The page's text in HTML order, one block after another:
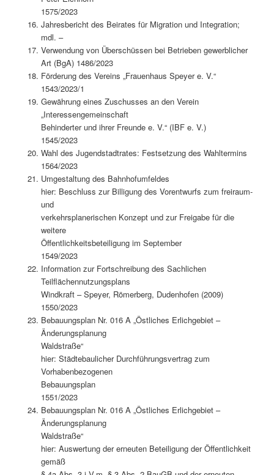
1575/2023
Jahresbericht des Beirates für Migration und Integration;
mdl. –
Verwendung von Überschüssen bei Betrieben gewerblicher
Art (BgA) 1486/2023
Förderung des Vereins „Frauenhaus Speyer e. V.“
1543/2023/1
Gewährung eines Zuschusses an den Verein
„Interessengemeinschaft
Behinderter und ihrer Freunde e. V.“ (IBF e. V.)
1545/2023
Wahl des Jugendstadtrates: Festsetzung des Wahltermins
1564/2023
Umgestaltung des Bahnhofumfeldes
hier: Beschluss zur Billigung des Vorentwurfs zum freiraum-
und
verkehrsplanerischen Konzept und zur Freigabe für die
weitere
Öffentlichkeitsbeteiligung im September
1549/2023
Information zur Fortschreibung des Sachlichen
Teilflächennutzungsplans
Windkraft – Speyer, Römerberg, Dudenhofen (2009)
1550/2023
Bebauungsplan Nr. 016 A „Östliches Erlichgebiet –
Änderungsplanung
Waldstraße“
hier: Städtebaulicher Durchführungsvertrag zum
Vorhabenbezogenen
Bebauungsplan
1551/2023
Bebauungsplan Nr. 016 A „Östliches Erlichgebiet –
Änderungsplanung
Waldstraße“
hier: Auswertung der erneuten Beteiligung der Öffentlichkeit
gemäß